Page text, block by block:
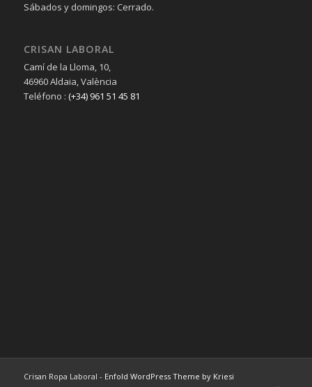
Sábados y domingos: Cerrado.
CRISAN LABORAL
Camí de la Lloma, 10,
46960 Aldaia, València
Teléfono : (+34) 961 51 45 81
Crisan Ropa Laboral - Enfold WordPress Theme by Kriesi